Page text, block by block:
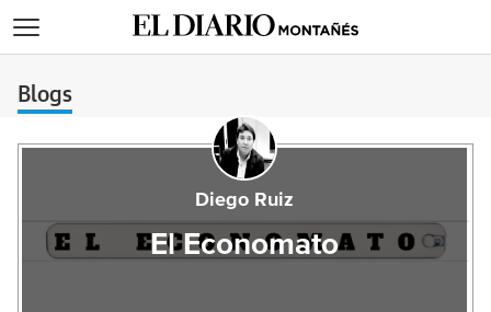
Blogs
Diego Ruiz
El Economato